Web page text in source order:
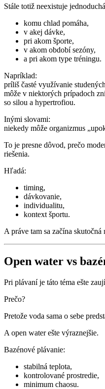
Stále totiž neexistuje
komu chlad pomáha,
v akej dávke,
pri akom športe,
v akom období sezóny,
a pri akom type tréningu.
Napríklad:
príliš časté využívanie
môže v niektorých prípadoch
so silou a hypertrofiou.
Inými slovami:
niekedy môže organizmus
To je presne dôvod, prečo
riešenia.
Hľadá:
timing,
dávkovanie,
individualitu,
kontext športu.
A práve tam sa začína skutočná
Open water vs
Pri plávaní je táto téma ešte
Prečo?
Pretože voda sama o sebe
A open water ešte výraznejšie.
Bazénové plávanie:
stabilná teplota,
kontrolované prostredie,
minimum chaosu.